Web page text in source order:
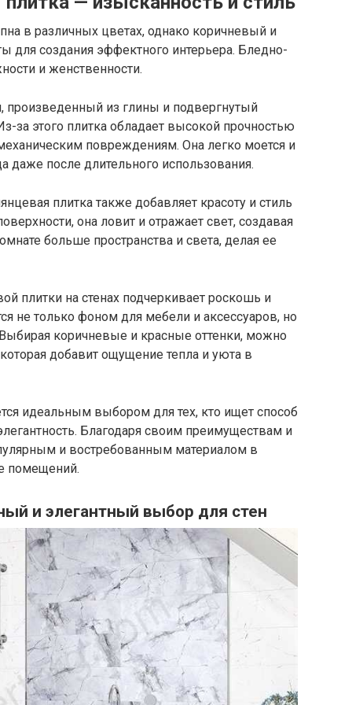
в различных цветах, однако коричневый и
для создания эффектного интерьера. Бледно-
и женственности.
произведенный из глины и подвергнутый
за этого плитка обладает высокой прочностью
повреждениям. Она легко моется и
даже после длительного использования.
плитка также добавляет красоту и стиль
она ловит и отражает свет, создавая
больше пространства и света, делая ее
плитки на стенах подчеркивает роскошь и
не только фоном для мебели и аксессуаров, но
коричневые и красные оттенки, можно
добавит ощущение тепла и уюта в
идеальным выбором для тех, кто ищет способ
Благодаря своим преимуществам и
и востребованным материалом в
помещений.
и элегантный выбор для стен